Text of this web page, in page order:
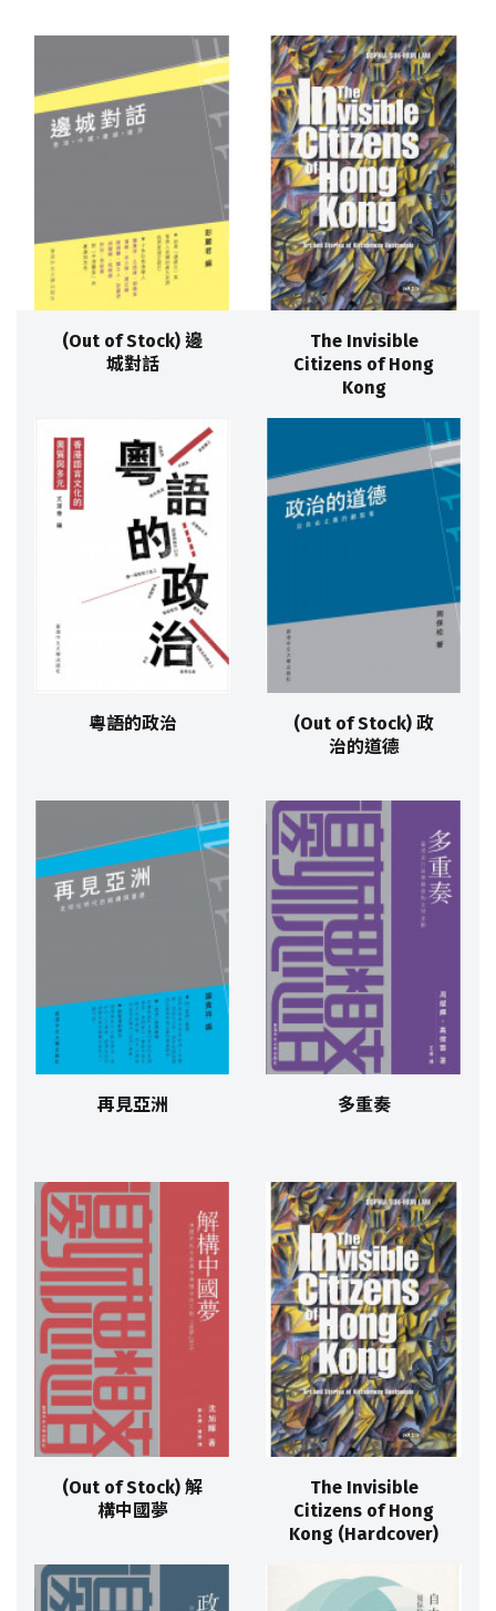
(Out of Stock) 邊
城對話
The Invisible
Citizens of Hong
Kong
粵語的政治
(Out of Stock) 政
治的道德
再見亞洲 多重奏
(Out of Stock) 解
構中國夢
The Invisible
Citizens of Hong
Kong (Hardcover)